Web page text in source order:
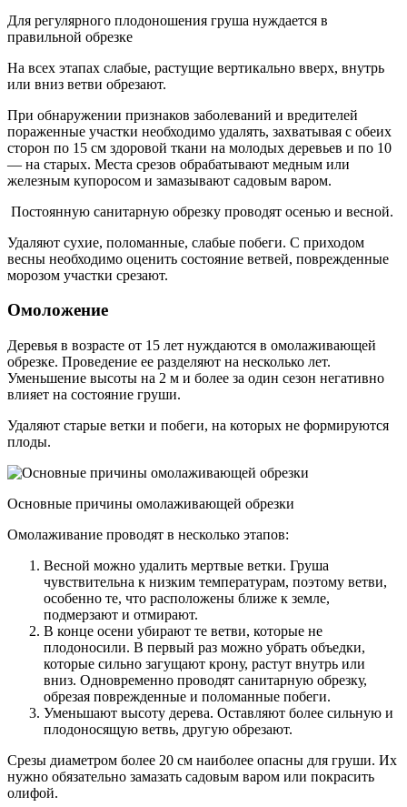
Для регулярного плодоношения груша нуждается в
правильной обрезке
На всех этапах слабые, растущие вертикально вверх, внутрь
или вниз ветви обрезают.
При обнаружении признаков заболеваний и вредителей
пораженные участки необходимо удалять, захватывая с обеих
сторон по 15 см здоровой ткани на молодых деревьев и по 10
— на старых. Места срезов обрабатывают медным или
железным купоросом и замазывают садовым варом.
Постоянную санитарную обрезку проводят осенью и весной.
Удаляют сухие, поломанные, слабые побеги. С приходом
весны необходимо оценить состояние ветвей, поврежденные
морозом участки срезают.
Омоложение
Деревья в возрасте от 15 лет нуждаются в омолаживающей
обрезке. Проведение ее разделяют на несколько лет.
Уменьшение высоты на 2 м и более за один сезон негативно
влияет на состояние груши.
Удаляют старые ветки и побеги, на которых не формируются
плоды.
Основные причины омолаживающей обрезки
Омолаживание проводят в несколько этапов:
Весной можно удалить мертвые ветки. Груша
чувствительна к низким температурам, поэтому ветви,
особенно те, что расположены ближе к земле,
подмерзают и отмирают.
В конце осени убирают те ветви, которые не
плодоносили. В первый раз можно убрать объедки,
которые сильно загущают крону, растут внутрь или
вниз. Одновременно проводят санитарную обрезку,
обрезая поврежденные и поломанные побеги.
Уменьшают высоту дерева. Оставляют более сильную и
плодоносящую ветвь, другую обрезают.
Срезы диаметром более 20 см наиболее опасны для груши. Их
нужно обязательно замазать садовым варом или покрасить
олифой.